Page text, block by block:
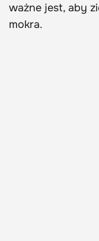
ważne jest, aby
mokra.